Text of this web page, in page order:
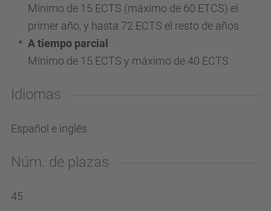
Mínimo de 15 ECTS (máximo de 60 ETCS) el
primer año, y hasta 72 ECTS el resto de años
A tiempo parcial
Mínimo de 15 ECTS y máximo de 40 ECTS
Idiomas
Español e inglés
Núm. de plazas
45